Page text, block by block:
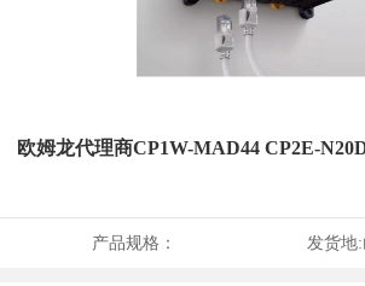
欧姆龙代理商CP1W-MAD44 CP2E-
产品规格： 发货地: